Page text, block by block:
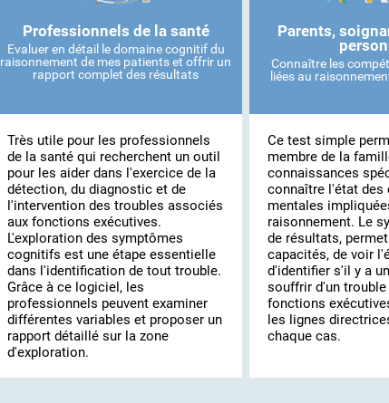
Professionnels de la santé
Evaluer en détail le domaine cognitif du
raisonnement de mes patients et offrir un
rapport complet des résultats
Très utile pour les professionnels
de la santé qui recherchent un outil
pour les aider dans l'exercice de la
détection, du diagnostic et de
l'intervention des troubles associés
aux fonctions exécutives.
L'exploration des symptômes
cognitifs est une étape essentielle
dans l'identification de tout trouble.
Grâce à ce logiciel, les
professionnels peuvent examiner
différentes variables et proposer un
rapport détaillé sur la zone
d'exploration.
Parents,
Connaître les
liées au
Ce test simple
membre de la
connaissances
connaître l'état des
mentales
raisonnement. Le
de résultats,
capacités, de voir
d'identifier s'il y a
souffrir d'un trouble
fonctions
les lignes
chaque cas.